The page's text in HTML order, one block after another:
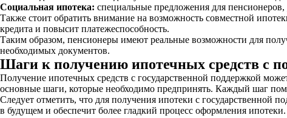
Социальная ипотека: специальные предложения для
Также стоит обратить внимание на возможность совместной
кредита и повысит платежеспособность.
Таким образом, пенсионеры имеют реальные возможности для
необходимых документов.
Шаги к получению ипотечных средств с
Получение ипотечных средств с государственной поддержкой
основные шаги, которые необходимо предпринять. Каждый шаг
Следует отметить, что для получения ипотеки с
в будущем и обеспечит более гладкий процесс оформления ипотеки.